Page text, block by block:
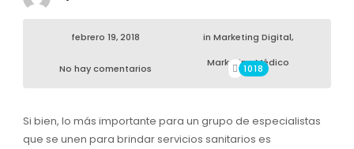
febrero 19, 2018 in Marketing Digital,
Marketing Médico
No hay comentarios 1018
Si bien, lo más importante para un grupo de especialistas
que se unen para brindar servicios sanitarios es